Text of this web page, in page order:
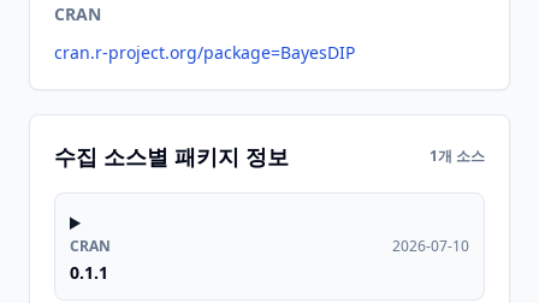
CRAN
cran.r-project.org/package=BayesDIP
수집 소스별 패키지 정보 1개 소스
CRAN
0.1.1
2026-07-10